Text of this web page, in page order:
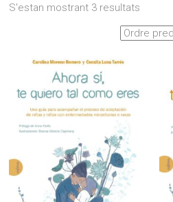
S'estan mostrant 3 resultats